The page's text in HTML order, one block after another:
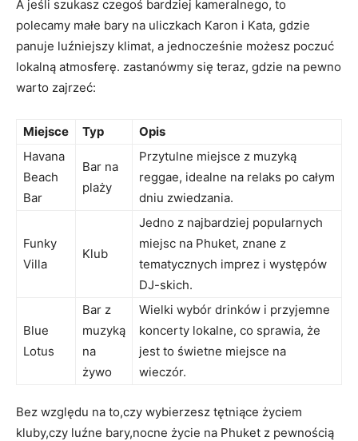
A​ jeśli⁣ szukasz czegoś ‌bardziej kameralnego, ​to
polecamy małe bary‍ na uliczkach Karon i Kata, ⁢gdzie
panuje luźniejszy ‍klimat,⁤ a jednocześnie możesz poczuć
lokalną atmosferę. zastanówmy się teraz, ​gdzie na pewno
warto⁤ zajrzeć:
Miejsce Typ
Opis
Havana
‌Beach
Bar
Bar⁣ na
⁤plaży
Przytulne ⁣miejsce z muzyką
reggae, idealne‌ na relaks po całym
dniu zwiedzania.
Funky⁢
Villa
Klub
Jedno z najbardziej popularnych
miejsc​ na‌ Phuket, znane z‌
tematycznych imprez i​ występów​
DJ-skich.
Blue
Lotus
Bar z
muzyką
⁢na
żywo
Wielki wybór ⁢drinków i przyjemne
koncerty⁤ lokalne, co sprawia, że
jest to świetne miejsce na
wieczór.
Bez względu ‍na to,czy ⁣wybierzesz tętniące życiem
kluby,czy luźne​ bary,nocne życie na Phuket z pewnością